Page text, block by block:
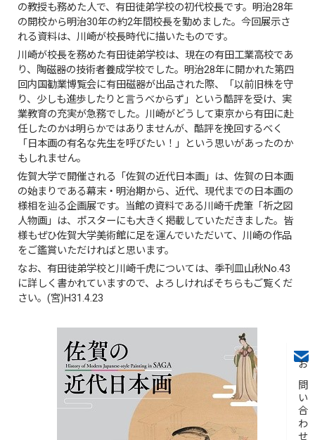
お問い合わせ
の教授も務めた人で、有田徒弟学校の初代校長です。明治28年
の開校から明治30年の約2年間校長を勤めました。今回展示さ
れる資料は、川崎が校長時代に描いたものです。
川崎が校長を務めた有田徒弟学校は、現在の有田工業高校であ
り、陶磁器の技術者養成学校でした。明治28年に開かれた第四
回内国勧業博覧会に有田磁器が出品された際、「以前旧株を守
り、少しも進歩したりと言うべからず」という酷評を受け、実
業教育の充実が急務でした。川崎がどうして東京から有田に赴
任したのかは明らかではありませんが、酷評を挽回するべく
「日本画の有名な先生を呼びたい！」という思いがあったのか
もしれません。
佐賀大学で開催される「佐賀の近代日本画」は、佐賀の日本画
の始まりである幕末・明治期から、近代、現代までの日本画の
様相を辿る企画展です。当館の資料である川崎千虎筆「祈之図
人物画」は、ポスターにも大きく掲載していただきました。皆
様もぜひ佐賀大学美術館に足を運んでいただいて、川崎の作品
をご鑑賞いただければと思います。
なお、有田徒弟学校と川崎千虎については、季刊皿山秋No.43
に詳しく書かれていますので、よろしければそちらもご覧くだ
さい。(宮)H31.4.23